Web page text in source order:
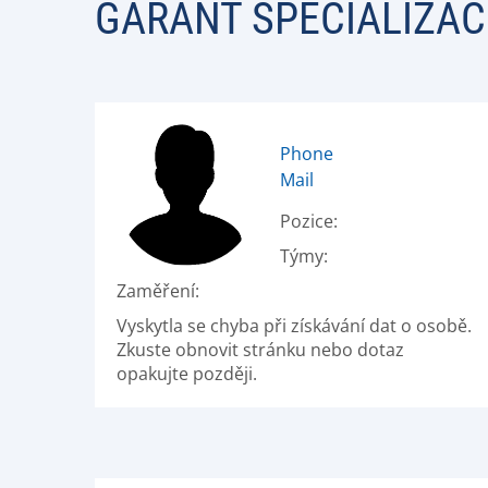
GARANT
Phone
Mail
Pozice:
Týmy:
Zaměření:
Vyskytla se chyba při získávání dat o osobě.
Zkuste obnovit stránku nebo dotaz
opakujte později.